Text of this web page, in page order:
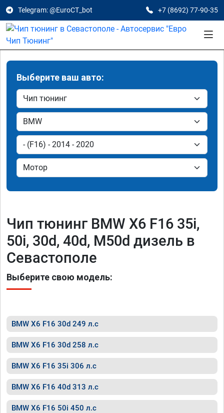
Telegram: @EuroCT_bot +7 (8692) 77-90-35
Выберите ваш авто:
Чип тюнинг BMW X6 F16 35i,
50i, 30d, 40d, M50d дизель в
Севастополе
Выберите свою модель:
BMW X6 F16 30d 249 л.с
BMW X6 F16 30d 258 л.с
BMW X6 F16 35i 306 л.с
BMW X6 F16 40d 313 л.с
BMW X6 F16 50i 450 л.с